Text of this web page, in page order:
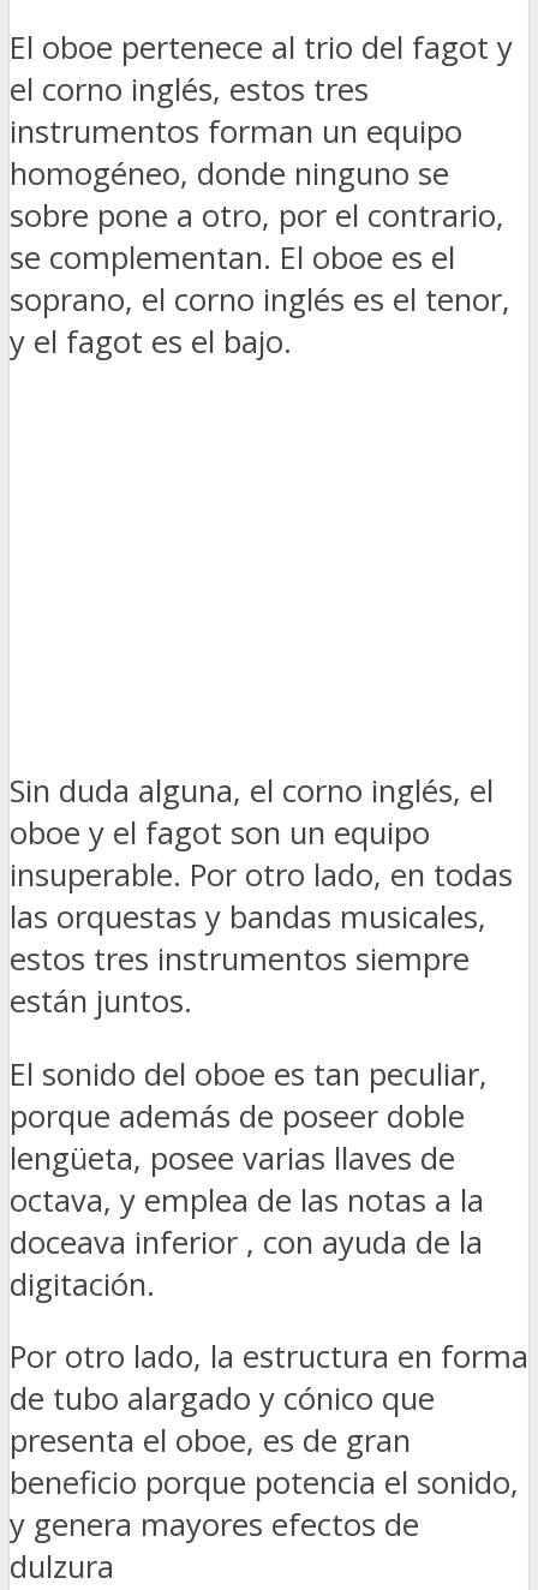
El oboe pertenece al trio del fagot y
el corno inglés, estos tres
instrumentos forman un equipo
homogéneo, donde ninguno se
sobre pone a otro, por el contrario,
se complementan. El oboe es el
soprano, el corno inglés es el tenor,
y el fagot es el bajo.
Sin duda alguna, el corno inglés, el
oboe y el fagot son un equipo
insuperable. Por otro lado, en todas
las orquestas y bandas musicales,
estos tres instrumentos siempre
están juntos.
El sonido del oboe es tan peculiar,
porque además de poseer doble
lengüeta, posee varias llaves de
octava, y emplea de las notas a la
doceava inferior , con ayuda de la
digitación.
Por otro lado, la estructura en forma
de tubo alargado y cónico que
presenta el oboe, es de gran
beneficio porque potencia el sonido,
y genera mayores efectos de
dulzura